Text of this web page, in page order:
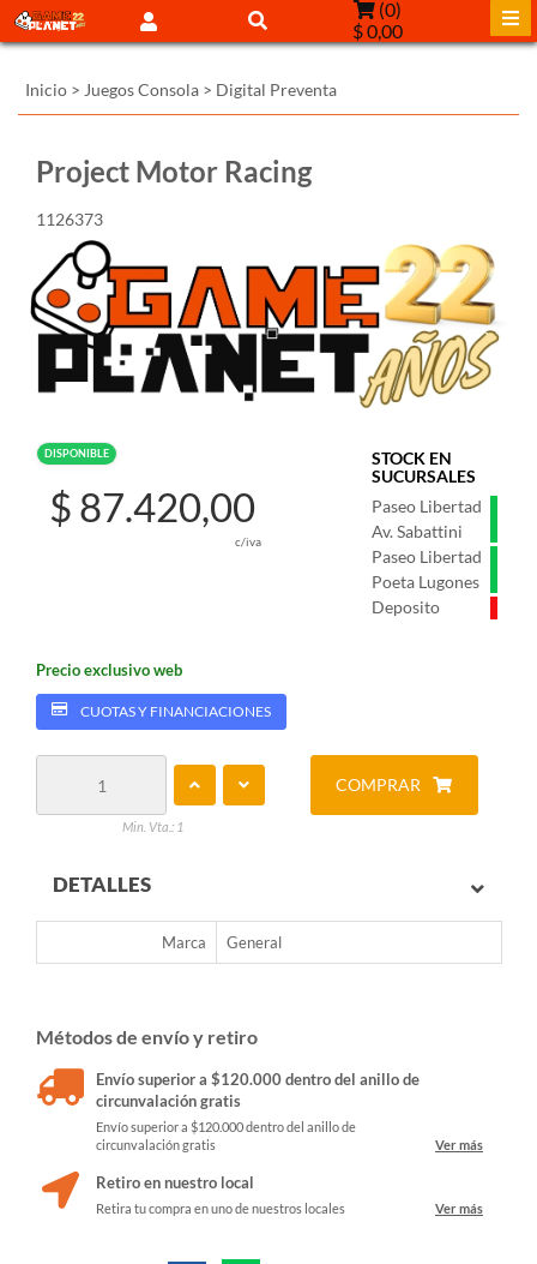
(0)
$ 0,00
Inicio > Juegos Consola > Digital Preventa
Project Motor Racing
1126373
DISPONIBLE
STOCK EN
SUCURSALES
Paseo Libertad
Av. Sabattini
Paseo Libertad
Poeta Lugones
Deposito
$ 87.420,00
c/iva
Precio exclusivo web
CUOTAS Y FINANCIACIONES
Min. Vta.: 1
COMPRAR
DETALLES
Marca General
Métodos de envío y retiro
Envío superior a $120.000 dentro del anillo de
circunvalación gratis
Envío superior a $120.000 dentro del anillo de
circunvalación gratis
Ver más
Retiro en nuestro local
Retira tu compra en uno de nuestros locales Ver más